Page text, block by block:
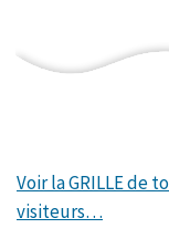
Voir la GRILLE de
visiteurs…